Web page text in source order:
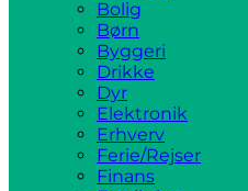
Bolig
Børn
Byggeri
Drikke
Dyr
Elektronik
Erhverv
Ferie/Rejser
Finans